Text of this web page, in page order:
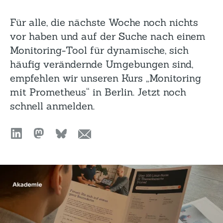
Für alle, die nächste Woche noch nichts
vor haben und auf der Suche nach einem
Monitoring-Tool für dynamische, sich
häufig verändernde Umgebungen sind,
empfehlen wir unseren Kurs „Monitoring
mit Prometheus“ in Berlin. Jetzt noch
schnell anmelden.